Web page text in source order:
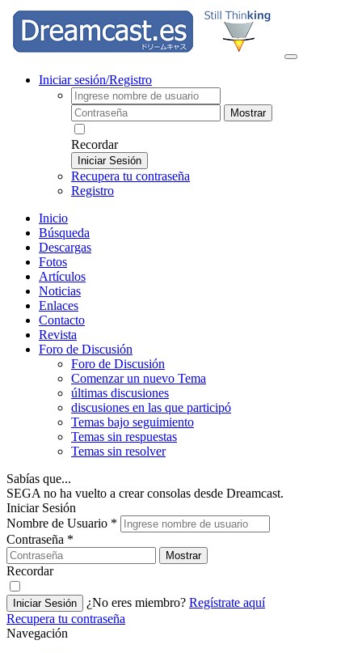
Iniciar sesión/Registro
Mostrar
Recordar
Iniciar Sesión
Recupera tu contraseña
Registro
Inicio
Búsqueda
Descargas
Fotos
Artículos
Noticias
Enlaces
Contacto
Revista
Foro de Discusión
Foro de Discusión
Comenzar un nuevo Tema
últimas discusiones
discusiones en las que participó
Temas bajo seguimiento
Temas sin respuestas
Temas sin resolver
Sabías que...
SEGA no ha vuelto a crear consolas desde Dreamcast.
Iniciar Sesión
Nombre de Usuario *
Contraseña *
Mostrar
Recordar
Iniciar Sesión ¿No eres miembro? Regístrate aquí
Recupera tu contraseña
Navegación